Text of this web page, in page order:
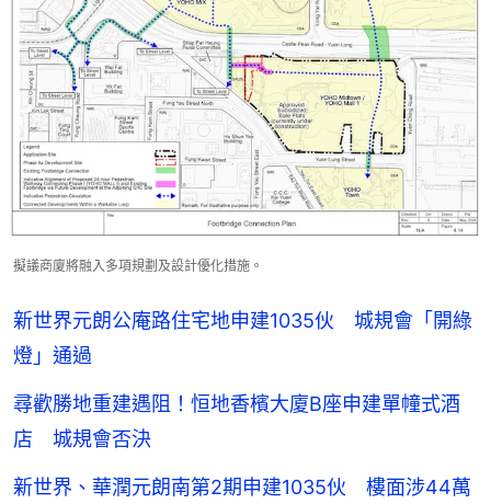
擬議商廈將融入多項規劃及設計優化措施。
新世界元朗公庵路住宅地申建1035伙 城規會「開綠
燈」通過
尋歡勝地重建遇阻！恒地香檳大廈B座申建單幢式酒
店 城規會否決
新世界、華潤元朗南第2期申建1035伙 樓面涉44萬